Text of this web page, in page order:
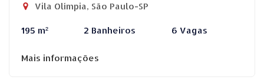
Vila Olímpia, São Paulo-SP
195 m² 2 Banheiros 6 Vagas
Mais informações